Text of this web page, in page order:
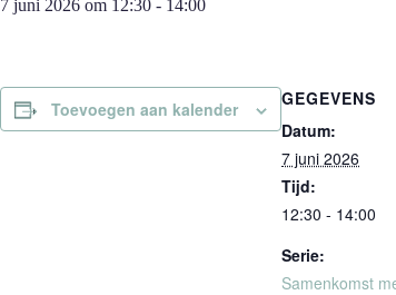
7 juni 2026 om 12:30 - 14:00
Toevoegen aan kalender
GEGEVENS
Datum:
7 juni 2026
Tijd:
12:30 - 14:00
Serie:
Samenkomst